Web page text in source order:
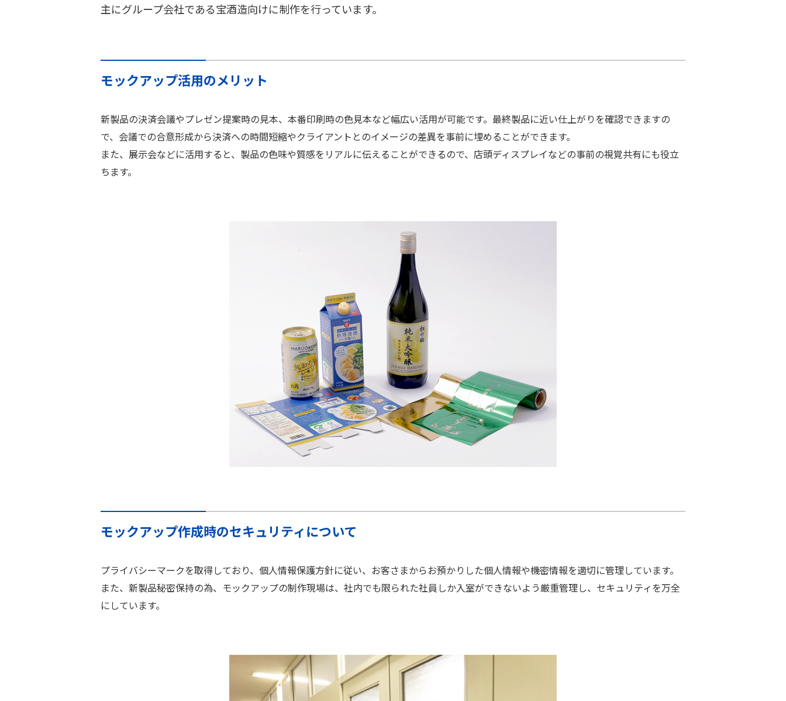
主にグループ会社である宝酒造向けに制作を行っています。
モックアップ活用のメリット
新製品の決済会議やプレゼン提案時の見本、本番印刷時の色見本など幅広い活用が可能です。最終製品に近い仕上がりを確認できますの
で、会議での合意形成から決済への時間短縮やクライアントとのイメージの差異を事前に埋めることができます。
また、展示会などに活用すると、製品の色味や質感をリアルに伝えることができるので、店頭ディスプレイなどの事前の視覚共有にも役立
ちます。
モックアップ作成時のセキュリティについて
プライバシーマークを取得しており、個人情報保護方針に従い、お客さまからお預かりした個人情報や機密情報を適切に管理しています。
また、新製品秘密保持の為、モックアップの制作現場は、社内でも限られた社員しか入室ができないよう厳重管理し、セキュリティを万全
にしています。